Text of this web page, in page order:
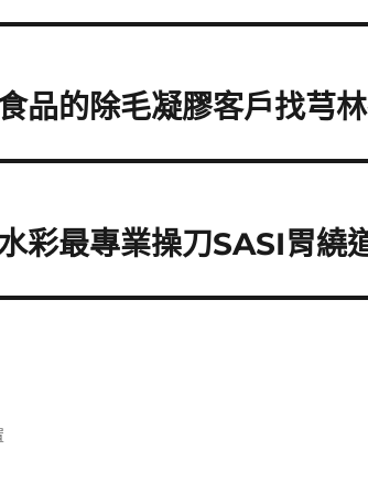
品的除毛凝膠客戶找芎
彩最專業操刀SASI胃繞